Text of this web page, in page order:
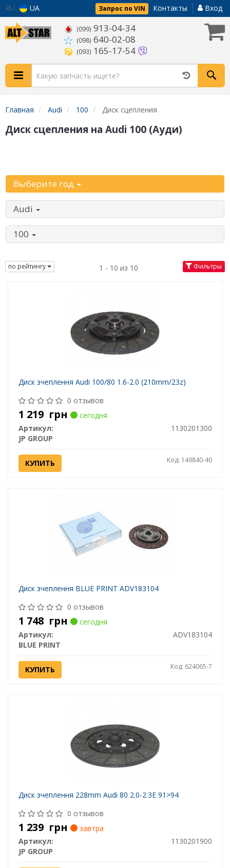
RU UA Запрос по VIN Контакты Вход
(099) 913-04-34
(098) 640-02-08
(093) 165-17-54
Главная Audi 100 Диск сцепления
Диск сцепления на Audi 100 (Ауди)
Выберите год
Audi
100
по рейтингу 1 - 10 из 10 Фильтры
Диск зчеплення Audi 100/80 1.6-2.0 (210mm/23z)
0 отзывов
1 219 грн
сегодня
Артикул:
1130201300
JP GROUP
КУПИТЬ Код: 149840-40
Диск зчеплення BLUE PRINT ADV183104
0 отзывов
1 748 грн
сегодня
Артикул:
ADV183104
BLUE PRINT
КУПИТЬ Код: 624065-7
Диск зчеплення 228mm Audi 80 2.0-2.3E 91>94
0 отзывов
1 239 грн
завтра
Артикул:
1130201900
JP GROUP